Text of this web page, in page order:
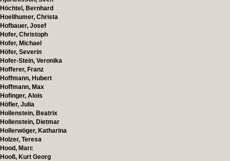
Höchtel, Bernhard
Hoellhumer, Christa
Hofbauer, Josef
Hofer, Christoph
Hofer, Michael
Höfer, Severin
Hofer-Stein, Veronika
Hofferer, Franz
Hoffmann, Hubert
Hoffmann, Max
Hofinger, Alois
Höfler, Julia
Hollenstein, Beatrix
Hollenstein, Dietmar
Hollerwöger, Katharina
Holzer, Teresa
Hood, Marc
Hooß, Kurt Georg